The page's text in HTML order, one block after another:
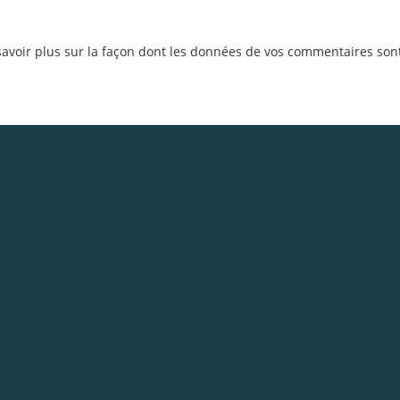
plus sur la façon dont les données de vos commentaires